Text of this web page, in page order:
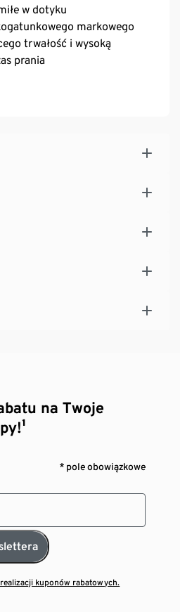
w dotyku
markowego
trwałość i wysoką
prania
na Twoje
* pole obowiązkowe
kuponów rabatowych.